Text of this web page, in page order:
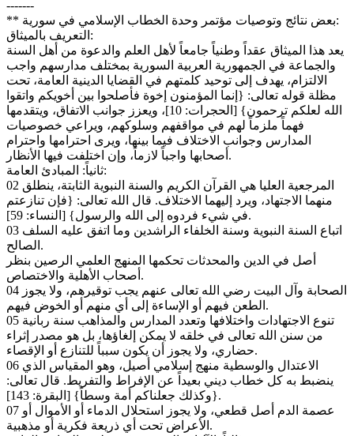
-------
** بعض نتائج وتوصيات مؤتمر وحدة الخطاب الإسلامي في سورية:
التعريف بالميثاق:
يعد هذا الميثاق عقداً وطنياً جامعاً لأهل العلم والدعوة من أهل السنة
والجماعة في الجمهورية العربية السورية بمختلف مدارسهم واجب
الالتزام، يهدف إلى توحيد كلمتهم في القضايا الدينية العامة، تحت
مظلة قوله تعالى: {إنما المؤمنون إخوة فأصلحوا بين أخويكم واتقوا
الله لعلكم ترحمون} [الحجرات: 10]، ويعزز جوانب الاتفاق، ويتقدمها
فهماً ملزماً لهم في مواقفهم وسلوكهم، ويراعي خصوصيات
المدارس وجوانب الاختلاف فيما بينها، ويرى احترامها واحترام
أصحابها واجباً لازماً، وإن اختلفت فيها الأنظار.
ثانياً: المبادئ العامة:
02 المرجعية العليا هي القرآن الكريم والسنة النبوية الثابتة، ينطلق
منهما الاجتهاد، ويرد إليهما الاختلاف. قال الله تعالى: {فإن تنازعتم
في شيء فردوه إلى الله والرسول} [النساء: 59].
03 اتباع السنة النبوية وسنة الخلفاء الراشدين وما اتفق عليه السلف
الصالح.
أصل في الدين والمحدثات تحكمها المنهج العلمي الرصين بنظر
أصحاب الأهلية والاختصاص.
04 الصحابة وآل البيت رضي الله تعالى عنهم يجب توقيرهم، ولا يجوز
الطعن فيهم أو الإساءة إلى أي منهم أو الخوض فيهم.
05 تنوع الاجتهادات واختلافها وتعدد المدارس والمذاهب سنة ربانية
من سنن الله تعالى في خلقه لا يمكن إلغاؤها، بل هو مصدر إثراء
حضاري، ولا يجوز أن يكون سبباً للتنازع أو الإقصاء.
06 الاعتدال والوسطية منهج إسلامي أصيل، وهو المقياس الذي
ينضبط به كل خطاب ديني بعيداً عن الإفراط والتفريط. قال تعالى:
{وكذلك جعلناكم أمة وسطاً} [البقرة: 143].
07 عصمة الدم أصل قطعي، ولا يجوز استحلال الدماء أو الأموال أو
الأعراض تحت أي ذريعة فكرية أو مذهبية.